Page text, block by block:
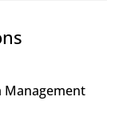
Management